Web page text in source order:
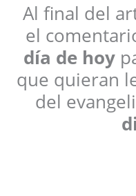
Al final del
el
día de hoy
que quieran
del